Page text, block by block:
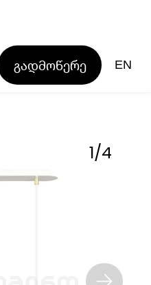
გადმოწერე EN
1/4